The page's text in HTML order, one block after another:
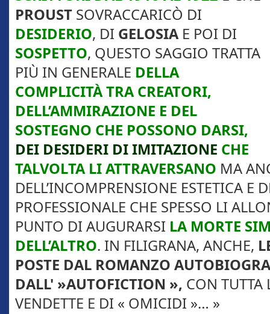
PROUST SOVRACCARICÒ DI
DESIDERIO, DI GELOSIAE POI DI
SOSPETTO, QUESTO SAGGIO TRATTA
PIÙ IN GENERALE DELLA
COMPLICITÀ TRA CREATORI,
DELL’AMMIRAZIONE E DEL
SOSTEGNO CHE POSSONO DARSI,
DEI DESIDERI DI IMITAZIONE CHE
TALVOLTA LI ATTRAVERSANO MA
DELL’INCOMPRENSIONE ESTETICA E
PROFESSIONALE CHE SPESSO LI
PUNTO DI AUGURARSI LA MORTE
DELL’ALTRO. IN FILIGRANA, ANCHE,
POSTE DAL ROMANZO
DALL' »AUTOFICTION », CON TUTTA
VENDETTE E DI « OMICIDI »… »